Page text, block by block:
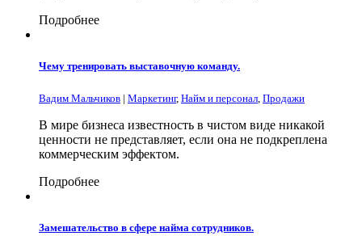
Подробнее
Чему тренировать выставочную команду.
Вадим Мальчиков | Маркетинг, Найм и персонал Продажи
В мире бизнеса известность в чистом виде никакой
ценности не представляет, если она не подкреплена
коммерческим эффектом.
Подробнее
Замешательство в сфере найма сотрудников.